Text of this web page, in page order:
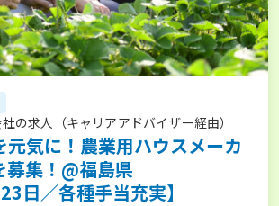
の求人（キャリアアドバイザー経由）
元気に！農業用ハウスメーカ
募集！@福島県
日／各種手当充実】